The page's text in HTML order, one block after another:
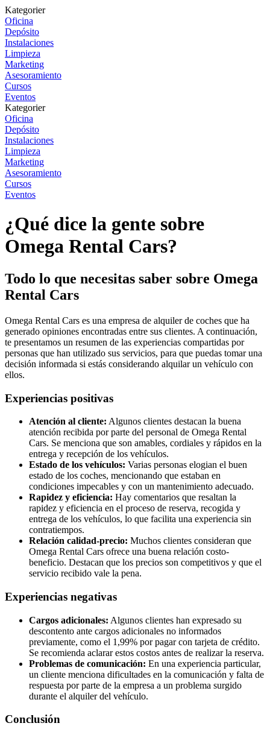
Kategorier
Oficina
Depósito
Instalaciones
Limpieza
Marketing
Asesoramiento
Cursos
Eventos
Kategorier
Oficina
Depósito
Instalaciones
Limpieza
Marketing
Asesoramiento
Cursos
Eventos
¿Qué dice la gente sobre
Omega Rental Cars?
Todo lo que necesitas saber sobre Omega
Rental Cars
Omega Rental Cars es una empresa de alquiler de coches que ha
generado opiniones encontradas entre sus clientes. A continuación,
te presentamos un resumen de las experiencias compartidas por
personas que han utilizado sus servicios, para que puedas tomar una
decisión informada si estás considerando alquilar un vehículo con
ellos.
Experiencias positivas
Atención al cliente: Algunos clientes destacan la buena
atención recibida por parte del personal de Omega Rental
Cars. Se menciona que son amables, cordiales y rápidos en la
entrega y recepción de los vehículos.
Estado de los vehículos: Varias personas elogian el buen
estado de los coches, mencionando que estaban en
condiciones impecables y con un mantenimiento adecuado.
Rapidez y eficiencia: Hay comentarios que resaltan la
rapidez y eficiencia en el proceso de reserva, recogida y
entrega de los vehículos, lo que facilita una experiencia sin
contratiempos.
Relación calidad-precio: Muchos clientes consideran que
Omega Rental Cars ofrece una buena relación costo-
beneficio. Destacan que los precios son competitivos y que el
servicio recibido vale la pena.
Experiencias negativas
Cargos adicionales: Algunos clientes han expresado su
descontento ante cargos adicionales no informados
previamente, como el 1,99% por pagar con tarjeta de crédito.
Se recomienda aclarar estos costos antes de realizar la reserva.
Problemas de comunicación: En una experiencia particular,
un cliente menciona dificultades en la comunicación y falta de
respuesta por parte de la empresa a un problema surgido
durante el alquiler del vehículo.
Conclusión